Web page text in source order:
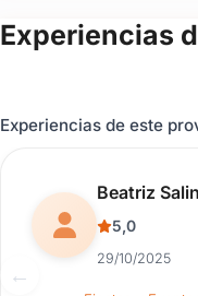
Experiencias
Experiencias de este
Reseña de
Beatriz
5,0
29/10/2025